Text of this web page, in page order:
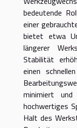
bedeutende
einer
bietet etwa
längerer
Stabilität
einen
minimiert
hochwertiges
Halt des